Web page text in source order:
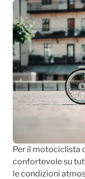
Per il motociclista
confortevole su
le condizioni